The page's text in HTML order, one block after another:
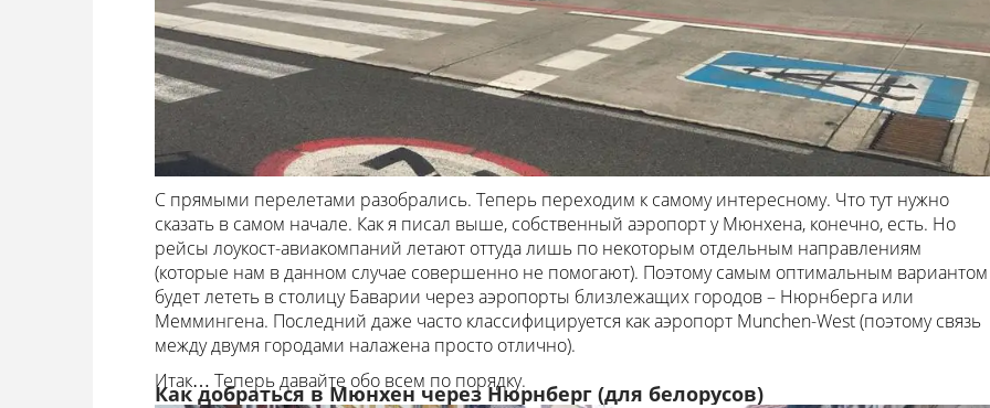
С прямыми перелетами разобрались. Теперь переходим к самому интересному. Что тут нужно
сказать в самом начале. Как я писал выше, собственный аэропорт у Мюнхена, конечно, есть. Но
рейсы лоукост-авиакомпаний летают оттуда лишь по некоторым отдельным направлениям
(которые нам в данном случае совершенно не помогают). Поэтому самым оптимальным вариантом
будет лететь в столицу Баварии через аэропорты близлежащих городов – Нюрнберга или
Меммингена. Последний даже часто классифицируется как аэропорт Munchen-West (поэтому связь
между двумя городами налажена просто отлично).
Итак… Теперь давайте обо всем по порядку.
Как добраться в Мюнхен через Нюрнберг (для белорусов)